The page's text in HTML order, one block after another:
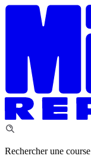
Rechercher une course